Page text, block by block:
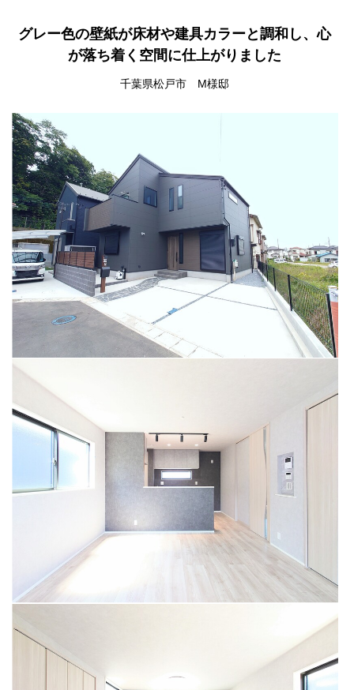
グレー色の壁紙が床材や建具カラーと調和し、心
が落ち着く空間に仕上がりました
千葉県松戸市 M様邸